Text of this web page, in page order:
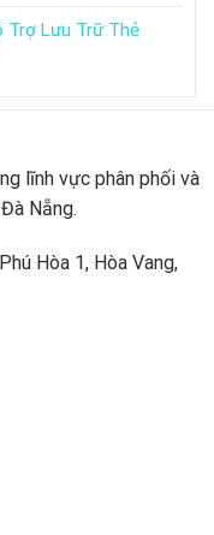
Trợ Lưu Trữ Thẻ
lĩnh vực phân phối và
Nẵng.
Hòa 1, Hòa Vang,